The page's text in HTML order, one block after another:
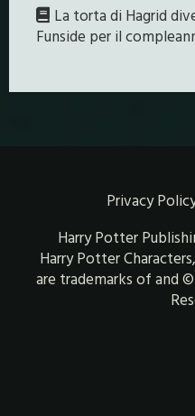
La torta di Hagrid
Funside per il
Privacy
Harry Potter
Harry Potter
are trademarks of and